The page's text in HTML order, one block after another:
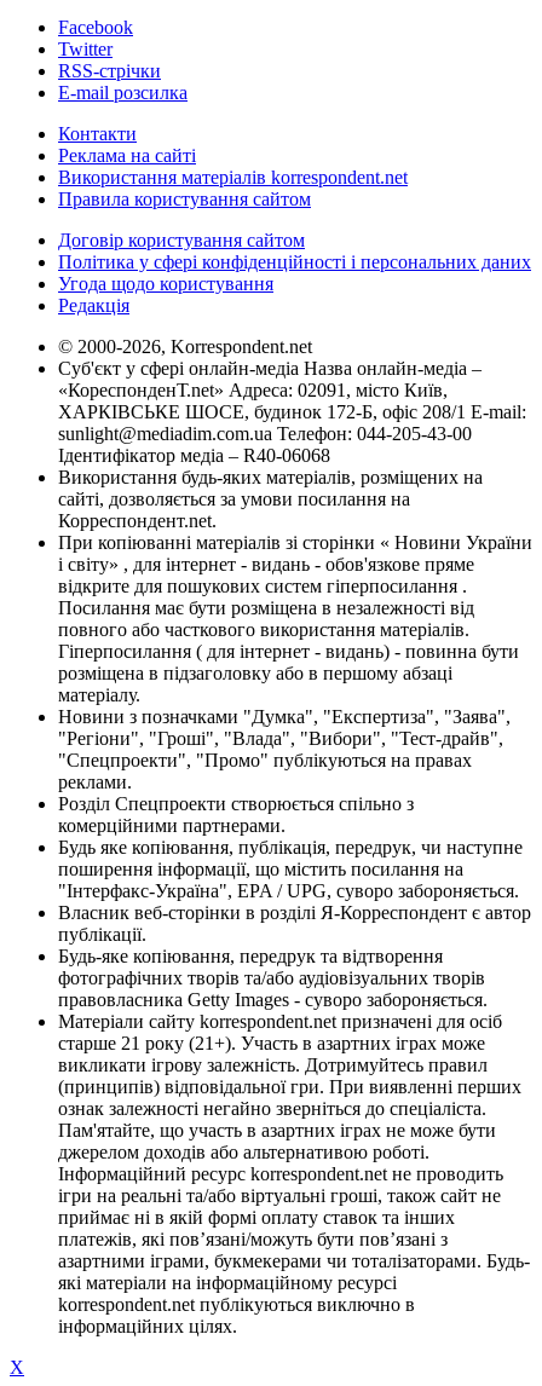
Facebook
Twitter
RSS-стрічки
E-mail розсилка
Контакти
Реклама на сайті
Використання матеріалів korrespondent.net
Правила користування сайтом
Договір користування сайтом
Політика у сфері конфіденційності і персональних даних
Угода щодо користування
Редакція
© 2000-2026, Korrespondent.net
Суб'єкт у сфері онлайн-медіа Назва онлайн-медіа –
«КореспонденТ.net» Адреса: 02091, місто Київ,
ХАРКІВСЬКЕ ШОСЕ, будинок 172-Б, офіс 208/1 E-mail:
sunlight@mediadim.com.ua Телефон: 044-205-43-00
Ідентифікатор медіа – R40-06068
Використання будь-яких матеріалів, розміщених на
сайті, дозволяється за умови посилання на
Корреспондент.net.
При копіюванні матеріалів зі сторінки « Новини України
і світу» , для інтернет - видань - обов'язкове пряме
відкрите для пошукових систем гіперпосилання .
Посилання має бути розміщена в незалежності від
повного або часткового використання матеріалів.
Гіперпосилання ( для інтернет - видань) - повинна бути
розміщена в підзаголовку або в першому абзаці
матеріалу.
Новини з позначками "Думка", "Експертиза", "Заява",
"Регіони", "Гроші", "Влада", "Вибори", "Тест-драйв",
"Спецпроекти", "Промо" публікуються на правах
реклами.
Розділ Спецпроекти створюється спільно з
комерційними партнерами.
Будь яке копіювання, публікація, передрук, чи наступне
поширення інформації, що містить посилання на
"Інтерфакс-Україна", EPA / UPG, суворо забороняється.
Власник веб-сторінки в розділі Я-Корреспондент є автор
публікації.
Будь-яке копіювання, передрук та відтворення
фотографічних творів та/або аудіовізуальних творів
правовласника Getty Images - суворо забороняється.
Матеріали сайту korrespondent.net призначені для осіб
старше 21 року (21+). Участь в азартних іграх може
викликати ігрову залежність. Дотримуйтесь правил
(принципів) відповідальної гри. При виявленні перших
ознак залежності негайно зверніться до спеціаліста.
Пам'ятайте, що участь в азартних іграх не може бути
джерелом доходів або альтернативою роботі.
Інформаційний ресурс korrespondent.net не проводить
ігри на реальні та/або віртуальні гроші, також сайт не
приймає ні в якій формі оплату ставок та інших
платежів, які пов’язані/можуть бути пов’язані з
азартними іграми, букмекерами чи тоталізаторами. Будь-
які матеріали на інформаційному ресурсі
korrespondent.net публікуються виключно в
інформаційних цілях.
X